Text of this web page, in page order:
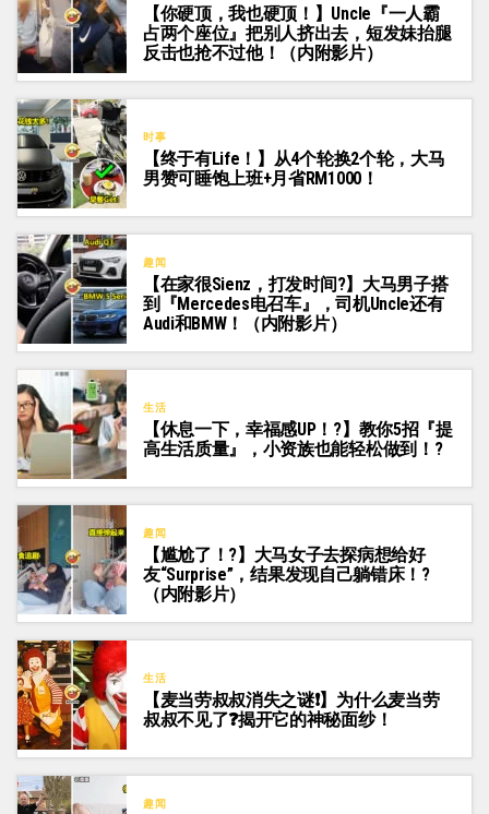
【你硬顶，我也硬顶！】Uncle『一人霸
占两个座位』把别人挤出去，短发妹抬腿
反击也抢不过他！（内附影片）
时事
【终于有Life！】从4个轮换2个轮，大马
男赞可睡饱上班+月省RM1000！
趣闻
【在家很Sienz，打发时间?】大马男子搭
到『Mercedes电召车』，司机Uncle还有
Audi和BMW！（内附影片）
生活
【休息一下，幸福感UP！?】教你5招『提
高生活质量』，小资族也能轻松做到！?
趣闻
【尴尬了！?】大马女子去探病想给好
友“Surprise”，结果发现自己躺错床！?
（内附影片）
生活
【麦当劳叔叔消失之谜❗】为什么麦当劳
叔叔不见了❓揭开它的神秘面纱！
趣闻